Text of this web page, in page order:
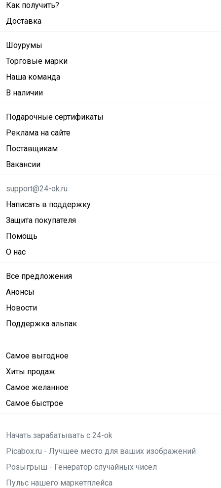
Как получить?
Доставка
Шоурумы
Торговые марки
Наша команда
В наличии
Подарочные сертификаты
Реклама на сайте
Поставщикам
Вакансии
support@24-ok.ru
Написать в поддержку
Защита покупателя
Помощь
О нас
Все предложения
Анонсы
Новости
Поддержка альпак
Самое выгодное
Хиты продаж
Самое желанное
Самое быстрое
Начать зарабатывать с 24-ok
Picabox.ru - Лучшее место для ваших изображений
Розыгрыш - Генератор случайных чисел
Пульс нашего маркетплейса